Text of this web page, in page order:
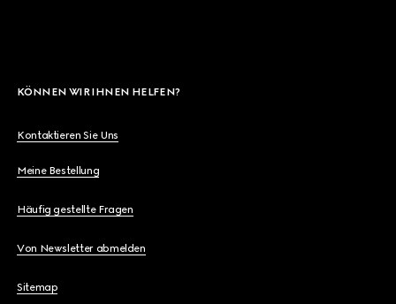
KÖNNEN WIR IHNEN HELFEN?
Kontaktieren Sie Uns
Meine Bestellung
Häufig gestellte Fragen
Von Newsletter abmelden
Sitemap